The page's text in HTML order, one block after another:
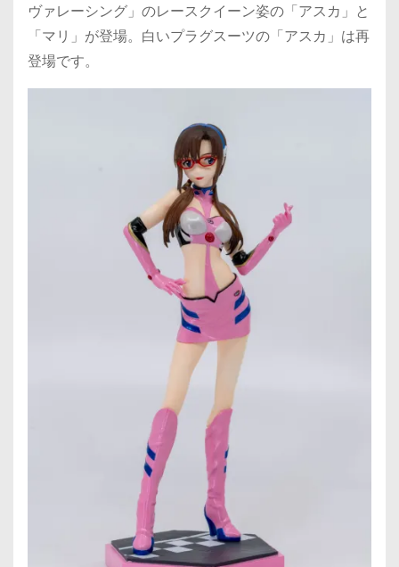
ヴァレーシング」のレースクイーン姿の「アスカ」と
「マリ」が登場。白いプラグスーツの「アスカ」は再
登場です。